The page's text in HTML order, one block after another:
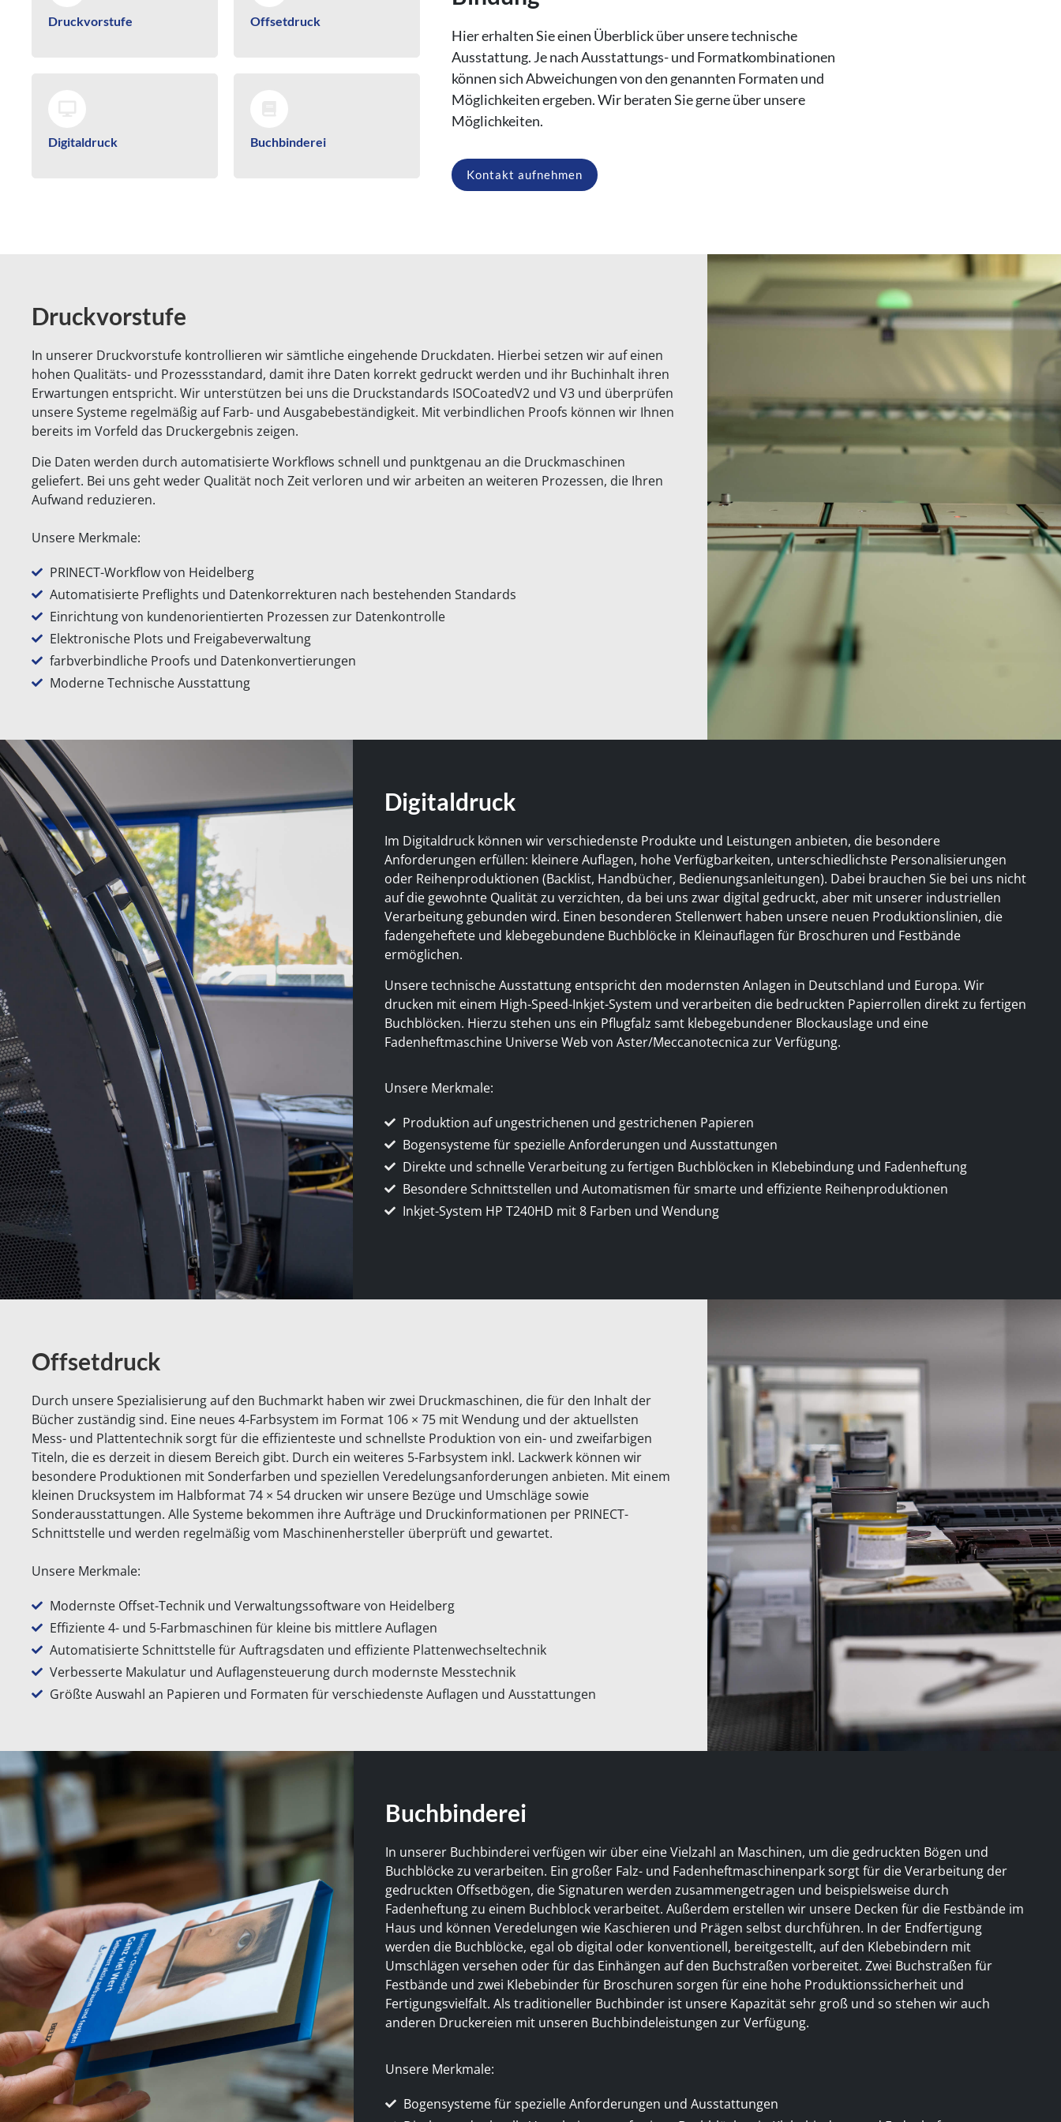
Druckvorstufe
Digitaldruck
Offsetdruck
Buchbinderei
Hier erhalten Sie einen Überblick über unsere technische
Ausstattung. Je nach Ausstattungs- und Formatkombinationen
können sich Abweichungen von den genannten Formaten und
Möglichkeiten ergeben.Wir beraten Sie gerne über unsere
Möglichkeiten.
Kontakt aufnehmen
Druckvorstufe
In unserer Druckvorstufe kontrollieren wir sämtliche eingehende Druckdaten. Hierbei setzen wir auf einen
hohen Qualitäts- und Prozessstandard, damit ihre Daten korrekt gedruckt werden und ihr Buchinhalt ihren
Erwartungen entspricht. Wir unterstützen bei uns die Druckstandards ISOCoatedV2 und V3 und überprüfen
unsere Systeme regelmäßig auf Farb- und Ausgabebeständigkeit. Mit verbindlichen Proofs können wir Ihnen
bereits im Vorfeld das Druckergebnis zeigen.
Die Daten werden durch automatisierte Workflows schnell und punktgenau an die Druckmaschinen
geliefert. Bei uns geht weder Qualität noch Zeit verloren und wir arbeiten an weiteren Prozessen, die Ihren
Aufwand reduzieren.
Unsere Merkmale:
PRINECT-Workflow von Heidelberg
Automatisierte Preflights und Datenkorrekturen nach bestehenden Standards
Einrichtung von kundenorientierten Prozessen zur Datenkontrolle
Elektronische Plots und Freigabeverwaltung
farbverbindliche Proofs und Datenkonvertierungen
Moderne Technische Ausstattung
Digitaldruck
Im Digitaldruck können wir verschiedenste Produkte und Leistungen anbieten, die besondere
Anforderungen erfüllen: kleinere Auflagen, hohe Verfügbarkeiten, unterschiedlichste Personalisierungen
oder Reihenproduktionen (Backlist, Handbücher, Bedienungsanleitungen). Dabei brauchen Sie bei uns nicht
auf die gewohnte Qualität zu verzichten, da bei uns zwar digital gedruckt, aber mit unserer industriellen
Verarbeitung gebunden wird. Einen besonderen Stellenwert haben unsere neuen Produktionslinien, die
fadengeheftete und klebegebundene Buchblöcke in Kleinauflagen für Broschuren und Festbände
ermöglichen.
Unsere technische Ausstattung entspricht den modernsten Anlagen in Deutschland und Europa. Wir
drucken mit einem High-Speed-Inkjet-System und verarbeiten die bedruckten Papierrollen direkt zu fertigen
Buchblöcken. Hierzu stehen uns ein Pflugfalz samt klebegebundener Blockauslage und eine
Fadenheftmaschine Universe Web von Aster/Meccanotecnica zur Verfügung.
Unsere Merkmale:
Produktion auf ungestrichenen und gestrichenen Papieren
Bogensysteme für spezielle Anforderungen und Ausstattungen
Direkte und schnelle Verarbeitung zu fertigen Buchblöcken in Klebebindung und Fadenheftung
Besondere Schnittstellen und Automatismen für smarte und effiziente Reihenproduktionen
Inkjet-System HP T240HD mit 8 Farben und Wendung
Offsetdruck
Durch unsere Spezialisierung auf den Buchmarkt haben wir zwei Druckmaschinen, die für den Inhalt der
Bücher zuständig sind. Eine neues 4-Farbsystem im Format 106 × 75 mit Wendung und der aktuellsten
Mess- und Plattentechnik sorgt für die effizienteste und schnellste Produktion von ein- und zweifarbigen
Titeln, die es derzeit in diesem Bereich gibt. Durch ein weiteres 5-Farbsystem inkl. Lackwerk können wir
besondere Produktionen mit Sonderfarben und speziellen Veredelungsanforderungen anbieten. Mit einem
kleinen Drucksystem im Halbformat 74 × 54 drucken wir unsere Bezüge und Umschläge sowie
Sonderausstattungen. Alle Systeme bekommen ihre Aufträge und Druckinformationen per PRINECT-
Schnittstelle und werden regelmäßig vom Maschinenhersteller überprüft und gewartet.
Unsere Merkmale:
Modernste Offset-Technik und Verwaltungssoftware von Heidelberg
Effiziente 4- und 5-Farbmaschinen für kleine bis mittlere Auflagen
Automatisierte Schnittstelle für Auftragsdaten und effiziente Plattenwechseltechnik
Verbesserte Makulatur und Auflagensteuerung durch modernste Messtechnik
Größte Auswahl an Papieren und Formaten für verschiedenste Auflagen und Ausstattungen
Buchbinderei
In unserer Buchbinderei verfügen wir über eine Vielzahl an Maschinen, um die gedruckten Bögen und
Buchblöcke zu verarbeiten. Ein großer Falz- und Fadenheftmaschinenpark sorgt für die Verarbeitung der
gedruckten Offsetbögen, die Signaturen werden zusammengetragen und beispielsweise durch
Fadenheftung zu einem Buchblock verarbeitet. Außerdem erstellen wir unsere Decken für die Festbände im
Haus und können Veredelungen wie Kaschieren und Prägen selbst durchführen. In der Endfertigung
werden die Buchblöcke, egal ob digital oder konventionell, bereitgestellt, auf den Klebebindern mit
Umschlägen versehen oder für das Einhängen auf den Buchstraßen vorbereitet. Zwei Buchstraßen für
Festbände und zwei Klebebinder für Broschuren sorgen für eine hohe Produktionssicherheit und
Fertigungsvielfalt. Als traditioneller Buchbinder ist unsere Kapazität sehr groß und so stehen wir auch
anderen Druckereien mit unseren Buchbindeleistungen zur Verfügung.
Unsere Merkmale:
Bogensysteme für spezielle Anforderungen und Ausstattungen